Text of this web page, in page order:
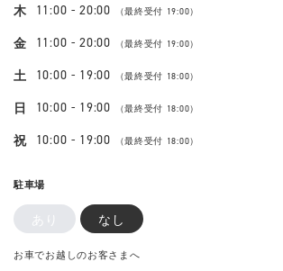
木 11:00 - 20:00 （最終受付 19:00）
金 11:00 - 20:00 （最終受付 19:00）
土 10:00 - 19:00 （最終受付 18:00）
日 10:00 - 19:00 （最終受付 18:00）
祝 10:00 - 19:00 （最終受付 18:00）
駐車場
あり なし
お車でお越しのお客さまへ